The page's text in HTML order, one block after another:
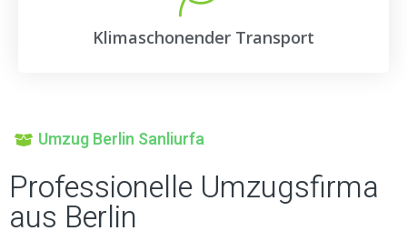
Klimaschonender Transport
Umzug Berlin Sanliurfa
Professionelle Umzugsfirma
aus Berlin